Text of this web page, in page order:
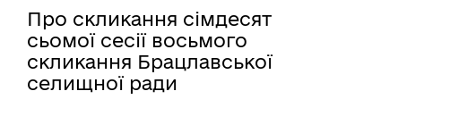
Про скликання сімдесят
сьомої сесії восьмого
скликання Брацлавської
селищної ради